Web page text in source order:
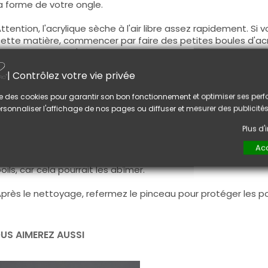
forme de votre ongle.
l'acrylique sèche à l'air libre assez rapidement. Si
matière, commencer par faire des petites boules
avant qu'elle commence à durcir.
:
de liquide acrylique pour assouplir légèrement les
chaque utilisation, nettoyez le pinceau à l'aide un
en écrasant les poils sur un coton avec les ongles pour
accrochés aux poils du pinceau. Veillez à ne pas
car cela pourrait les abîmer.
le nettoyage, refermez le pinceau pour protéger les
AIMEREZ AUSSI
| Contrôlez votre vie privée
des cookies pour garantir son bon fonctionnement et optimiser ses
l'affichage de nos pages ou diffuser et mesurer des
Plus